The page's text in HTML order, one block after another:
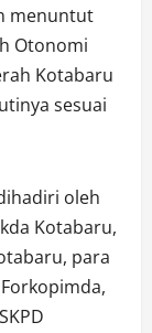
menuntut
Otonomi
Kotabaru
sesuai
oleh
Kotabaru,
para